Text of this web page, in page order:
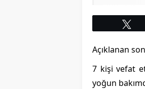
Açıklanan
7 kişi vefat
yoğun